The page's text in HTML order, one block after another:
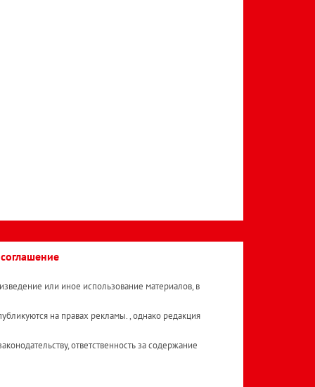
или иное использование материалов, в
на правах рекламы. , однако редакция
ответственность за содержание